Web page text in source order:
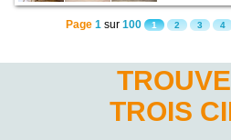
Page 1 sur 100 1 2 3 4
TROIS